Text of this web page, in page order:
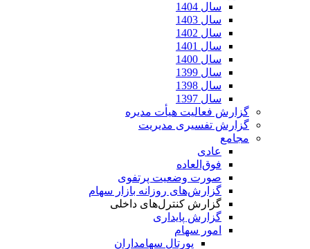
سال 1404
سال 1403
سال 1402
سال 1401
سال 1400
سال 1399
سال 1398
سال 1397
گزارش فعالیت هیأت مدیره
گزارش تفسیری مدیریت
مجامع
عادی
فوق‌العاده
صورت وضعیت پرتفوی
گزارش‌های روزانه بازار سهام
گزارش کنترل‌های داخلی
گزارش پایداری
امور سهام
پورتال سهامداران